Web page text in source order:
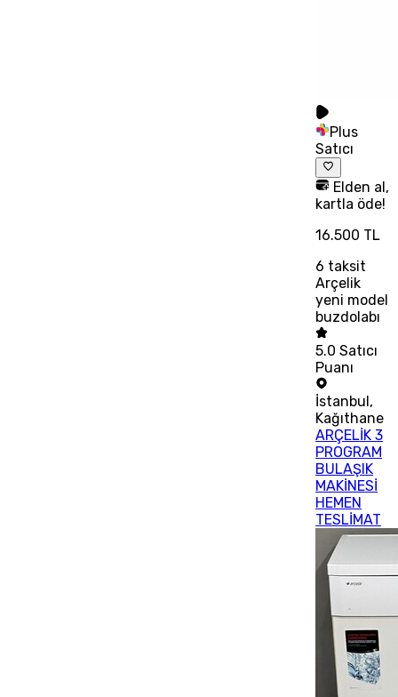
Plus
Satıcı
Elden al,
kartla öde!
16.500 TL
6 taksit
Arçelik
yeni model
buzdolabı
5.0 Satıcı
Puanı
İstanbul,
Kağıthane
ARÇELİK 3
PROGRAM
BULAŞIK
MAKİNESİ
HEMEN
TESLİMAT